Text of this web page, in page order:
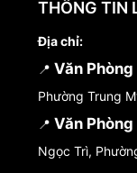
THÔNG TIN
Địa chỉ:
📍 Văn Phòng
Phường Trung
📍 Văn Phòng
Ngọc Trì,